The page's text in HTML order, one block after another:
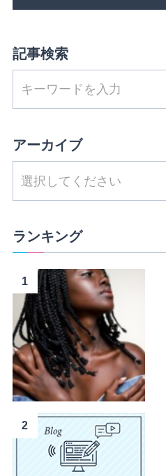
記事検索
アーカイブ
ランキング
1
2